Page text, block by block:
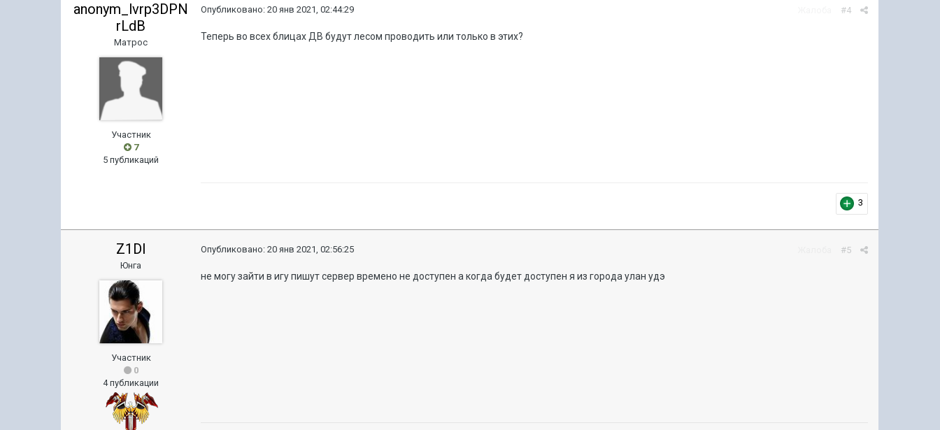
anonym_lvrp3DPN
rLdB
Матрос
Участник
7
5 публикаций
#4
Опубликовано:20 янв 2021, 02:44:29
Теперь во всех блицах ДВ будут лесом проводить или только в этих?
3
Z1DI
Юнга
Участник
0
4 публикации
#5
Опубликовано:20 янв 2021, 02:56:25
не могу зайти в игу пишут сервер времено не доступен а когда будет доступен я из города улан удэ